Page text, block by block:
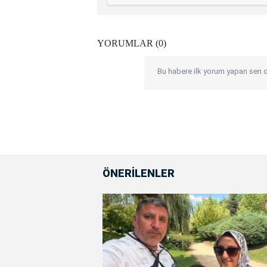
YORUMLAR (0)
Bu habere ilk yorum yapan sen
ÖNERİLENLER